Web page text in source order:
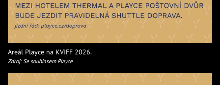
Areál Playce na KVIFF 2026.
Zdroj: Se souhlasem Playce